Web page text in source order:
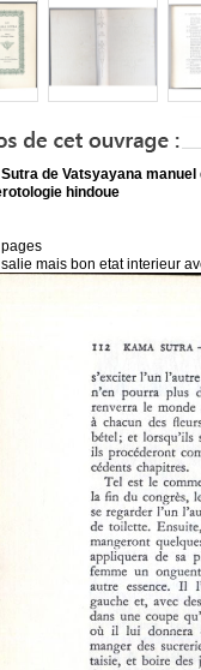
de Vatsyayana
hindoue
mais bon etat interieur